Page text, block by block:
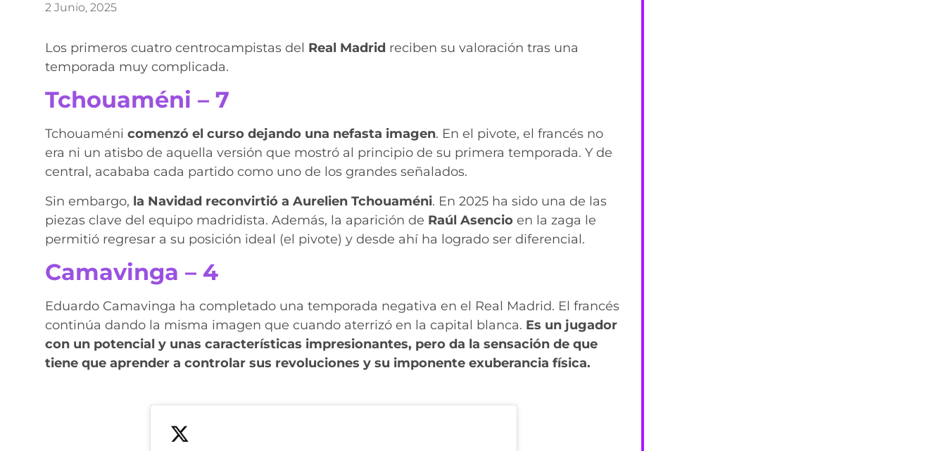
2 Junio, 2025
Los primeros cuatro centrocampistas del Real Madrid reciben su valoración tras una
temporada muy complicada.
Tchouaméni – 7
Tchouaméni comenzó el curso dejando una nefasta imagen. En el pivote, el francés no
era ni un atisbo de aquella versión que mostró al principio de su primera temporada. Y de
central, acababa cada partido como uno de los grandes señalados.
Sin embargo, la Navidad reconvirtió a Aurelien Tchouaméni. En 2025 ha sido una de las
piezas clave del equipo madridista. Además, la aparición de Raúl Asencio en la zaga le
permitió regresar a su posición ideal (el pivote) y desde ahí ha logrado ser diferencial.
Camavinga – 4
Eduardo Camavinga ha completado una temporada negativa en el Real Madrid. El francés
continúa dando la misma imagen que cuando aterrizó en la capital blanca. Es un jugador
con un potencial y unas características impresionantes, pero da la sensación de que
tiene que aprender a controlar sus revoluciones y su imponente exuberancia física.